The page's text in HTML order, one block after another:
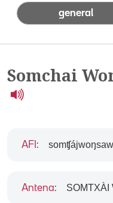
general
Somchai
AFI :
Antena: SOMTXÀI